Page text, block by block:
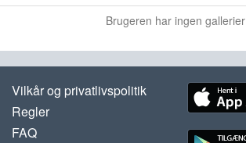
Brugeren har ingen gallerier
Vilkår og privatlivspolitik
Regler
FAQ